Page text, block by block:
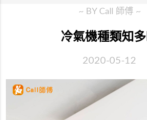
~ BY Call 師傅 ~
冷氣機種類知
2020-05-12